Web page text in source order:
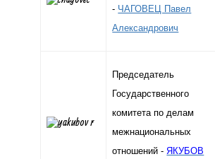
- ЧАГОВЕЦ Павел
Александрович
Председатель
Государственного
комитета по делам
межнациональных
отношений - ЯКУБОВ